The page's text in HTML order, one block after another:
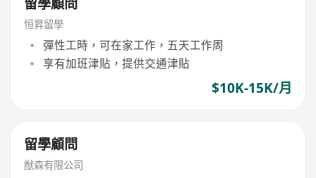
留學顧問
恒昇留學
彈性工時，可在家工作，五天工作周
享有加班津貼，提供交通津貼
$10K-15K/月
留學顧問
猷森有限公司